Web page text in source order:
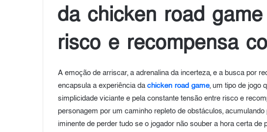
da chicken road
risco e recompensa
A emoção de arriscar, a adrenalina da incerteza, e a busca por
encapsula a experiência da chicken road game, um tipo de jogo
simplicidade viciante e pela constante tensão entre risco e
personagem por um caminho repleto de obstáculos,
iminente de perder tudo se o jogador não souber a hora certa de